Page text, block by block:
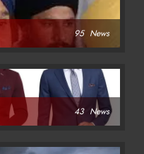
95 News
43 News